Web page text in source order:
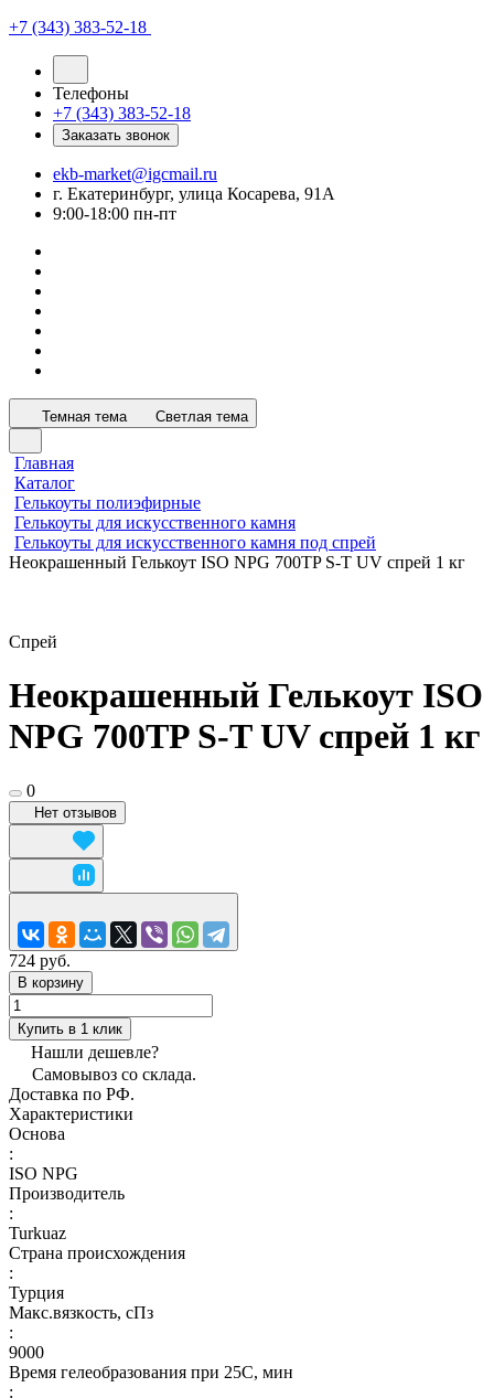
+7 (343) 383-52-18
Телефоны
+7 (343) 383-52-18
Заказать звонок
ekb-market@igcmail.ru
г. Екатеринбург, улица Косарева, 91А
9:00-18:00 пн-пт
Темная тема Светлая тема
Главная
Каталог
Гелькоуты полиэфирные
Гелькоуты для искусственного камня
Гелькоуты для искусственного камня под спрей
Неокрашенный Гелькоут ISO NPG 700TP S-T UV спрей 1 кг
Спрей
Неокрашенный Гелькоут ISO
NPG 700TP S-T UV спрей 1 кг
0
Нет отзывов
724 руб.
В корзину
Купить в 1 клик
Нашли дешевле?
Самовывоз со склада.
Доставка по РФ.
Характеристики
Основа
:
ISO NPG
Производитель
:
Turkuaz
Страна происхождения
:
Турция
Макс.вязкoсть, сПз
:
9000
Время гелеобразования при 25С, мин
: